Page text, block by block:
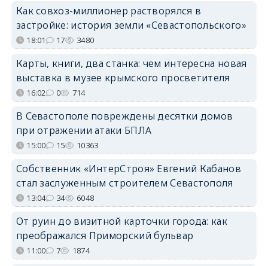
Как совхоз-миллионер растворялся в
застройке: история земли «Севастопольского»
18:01 17 3480
Карты, книги, два станка: чем интересна новая
выставка в музее крымского просветителя
16:02 0 714
В Севастополе повреждены десятки домов
при отражении атаки БПЛА
15:00 15 10363
Собственник «ИнтерСтроя» Евгений Кабанов
стал заслуженным строителем Севастополя
13:04 34 6048
От руин до визитной карточки города: как
преображался Приморский бульвар
11:00 7 1874